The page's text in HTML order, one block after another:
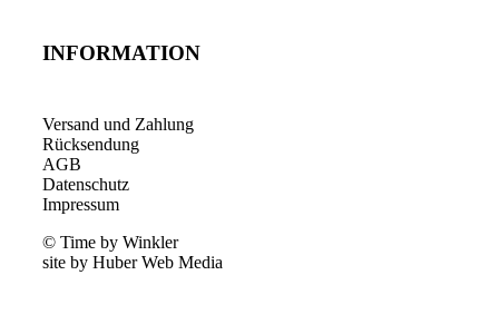
INFORMATION
Versand und Zahlung
Rücksendung
AGB
Datenschutz
Impressum
© Time by Winkler
site by Huber Web Media